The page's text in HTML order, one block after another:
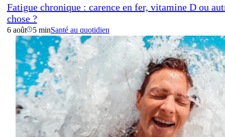
Fatigue chronique : carence en fer, vitamine D ou
chose ?
6 août 5 minSanté au quotidien